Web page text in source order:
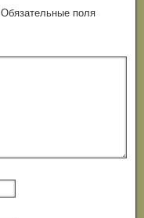
Обязательные поля